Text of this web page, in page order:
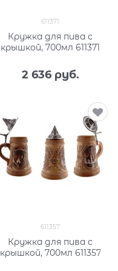
611371
Кружка для пива с
крышкой, 700мл 611371
2 636 руб.
611357
Кружка для пива с
крышкой, 700мл 611357